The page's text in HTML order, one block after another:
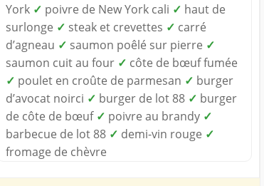
York ✓ poivre de New York cali ✓ haut de
surlonge ✓ steak et crevettes ✓ carré
d’agneau ✓ saumon poêlé sur pierre ✓
saumon cuit au four ✓ côte de bœuf fumée
✓ poulet en croûte de parmesan ✓ burger
d’avocat noirci ✓ burger de lot 88 ✓ burger
de côte de bœuf ✓ poivre au brandy ✓
barbecue de lot 88 ✓ demi-vin rouge ✓
fromage de chèvre